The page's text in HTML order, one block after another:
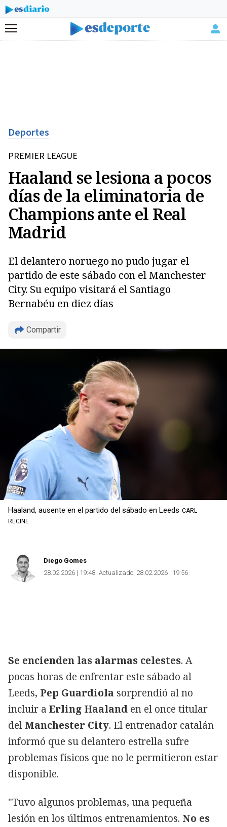
Menú
Deportes
PREMIER LEAGUE
Haaland se lesiona a pocos
días de la eliminatoria de
Champions ante el Real
Madrid
El delantero noruego no pudo jugar el
partido de este sábado con el Manchester
City. Su equipo visitará el Santiago
Bernabéu en diez días
Compartir
Copiar
Haaland, ausente en el partido del sábado en Leeds CARL
RECINE
Diego Gomes
28.02.2026 | 19:48 Actualizado: 28.02.2026 | 19:56
Se encienden las alarmas celestes. A
pocas horas de enfrentar este sábado al
Leeds, Pep Guardiola sorprendió al no
incluir a Erling Haaland en el once titular
del Manchester City. El entrenador catalán
informó que su delantero estrella sufre
problemas físicos que no le permitieron estar
disponible.
"Tuvo algunos problemas, una pequeña
lesión en los últimos entrenamientos. No es